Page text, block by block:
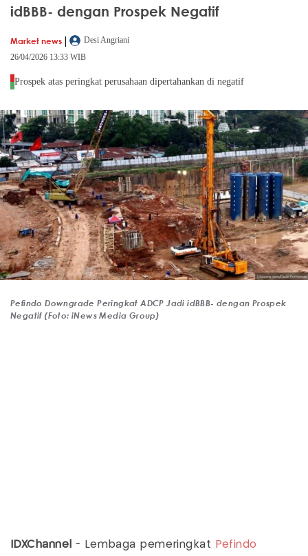
idBBB- dengan Prospek Negatif
Market news |
Desi Angriani
26/04/2026 13:33 WIB
Prospek atas peringkat perusahaan dipertahankan di negatif
Pefindo Downgrade Peringkat ADCP Jadi idBBB- dengan Prospek
Negatif (Foto: iNews Media Group)
IDXChannel - Lembaga pemeringkat
Pefindo